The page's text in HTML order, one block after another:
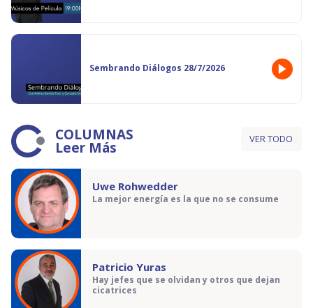
Sembrando Diálogos 28/7/2026
COLUMNAS
Leer Más VER TODO
Uwe Rohwedder
La mejor energía es la que no se consume
Patricio Yuras
Hay jefes que se olvidan y otros que dejan
cicatrices